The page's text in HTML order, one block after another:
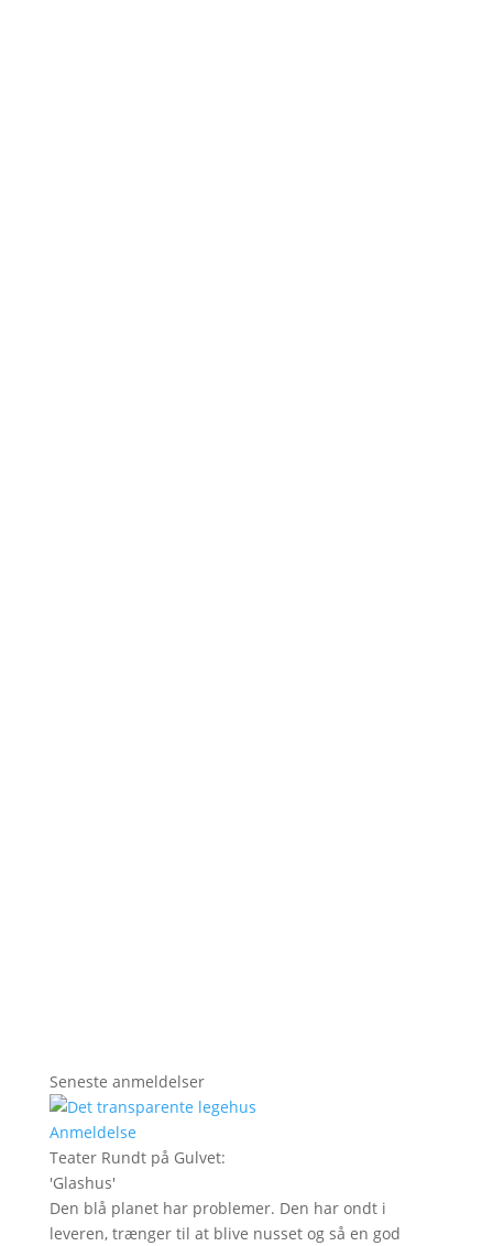
Seneste anmeldelser
Anmeldelse
Teater Rundt på Gulvet:
'Glashus'
Den blå planet har problemer. Den har ondt i
leveren, trænger til at blive nusset og så en god